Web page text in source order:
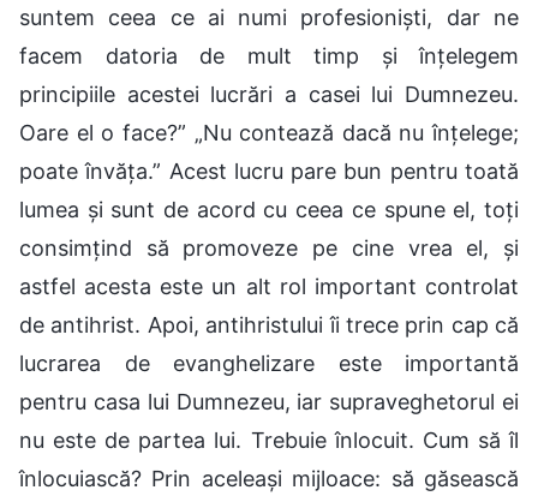
suntem ceea ce ai numi profesioniști, dar ne
facem datoria de mult timp și înțelegem
principiile acestei lucrări a casei lui Dumnezeu.
Oare el o face?” „Nu contează dacă nu înțelege;
poate învăța.” Acest lucru pare bun pentru toată
lumea și sunt de acord cu ceea ce spune el, toți
consimțind să promoveze pe cine vrea el, și
astfel acesta este un alt rol important controlat
de antihrist. Apoi, antihristului îi trece prin cap că
lucrarea de evanghelizare este importantă
pentru casa lui Dumnezeu, iar supraveghetorul ei
nu este de partea lui. Trebuie înlocuit. Cum să îl
înlocuiască? Prin aceleași mijloace: să găsească